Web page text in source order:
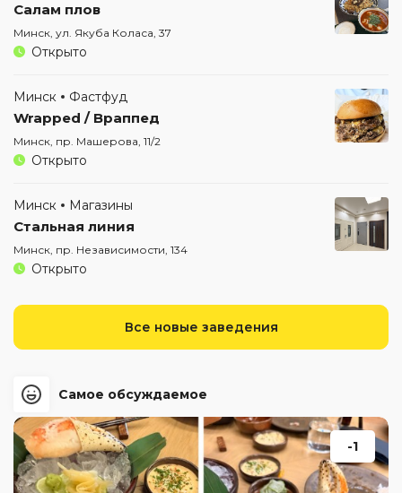
Салам плов
Минск, ул. Якуба Коласа, 37
Открыто
Минск Фастфуд
Wrapped / Враппед
Минск, пр. Машерова, 11/2
Открыто
Минск Магазины
Стальная линия
Минск, пр. Независимости, 134
Открыто
Все новые заведения
Самое обсуждаемое
-1